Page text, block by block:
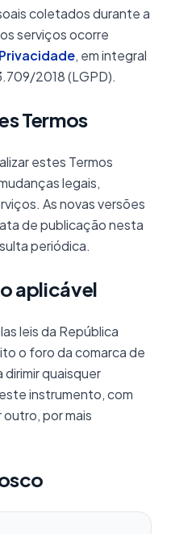
coletados durante a
serviços ocorre
, em integral
2018 (LGPD).
Termos
estes Termos
legais,
As novas versões
de publicação nesta
periódica.
aplicável
leis da República
o foro da comarca de
dirimir quaisquer
instrumento, com
por mais